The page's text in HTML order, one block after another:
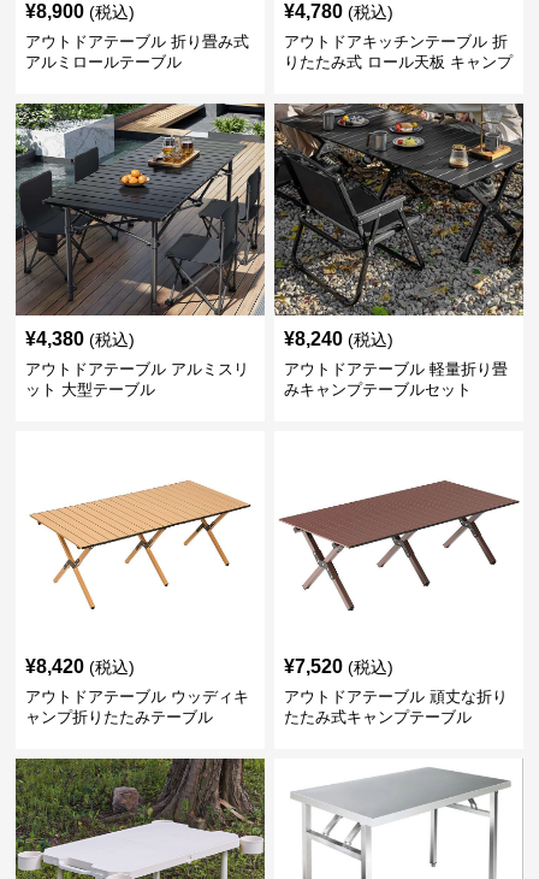
¥8,900 (税込)
アウトドアテーブル 折り畳み式
アルミロールテーブル
¥4,780 (税込)
アウトドアキッチンテーブル 折
りたたみ式 ロール天板 キャンプ
¥4,380 (税込)
アウトドアテーブル アルミスリ
ット 大型テーブル
¥8,240 (税込)
アウトドアテーブル 軽量折り畳
みキャンプテーブルセット
¥8,420 (税込)
アウトドアテーブル ウッディキ
ャンプ折りたたみテーブル
¥7,520 (税込)
アウトドアテーブル 頑丈な折り
たたみ式キャンプテーブル